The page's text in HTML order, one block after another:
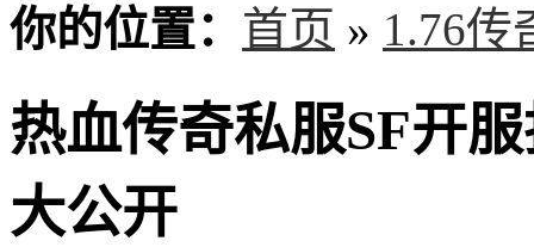
你的位置： 首页 » 1.76传
热血传奇私服SF开
大公开